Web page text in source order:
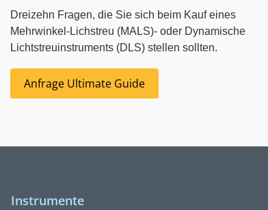
Dreizehn Fragen, die Sie sich beim Kauf eines
Mehrwinkel-Lichstreu (MALS)- oder Dynamische
Lichtstreuinstruments (DLS) stellen sollten.
Anfrage Ultimate Guide
Instrumente